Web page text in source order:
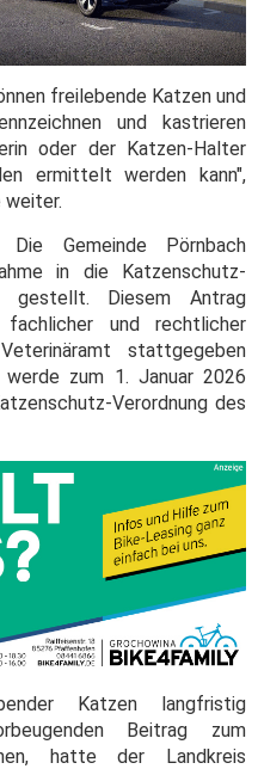
freilebende Katzen und
und kastrieren
oder der Katzen-Halter
ermittelt werden kann",
weiter.
Gemeinde Pörnbach
in die Katzenschutz-
gestellt. Diesem Antrag
und rechtlicher
stattgegeben
zum 1. Januar 2026
Verordnung des
Katzen langfristig
Beitrag zum
hatte der Landkreis